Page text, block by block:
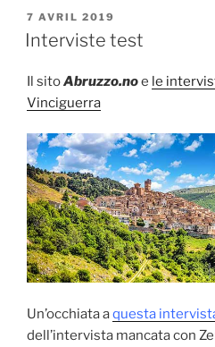
PUBLIÉ
LE
7 AVRIL 2019
Interviste test
Il sitoAbruzzo.noe le
Vinciguerra
Un’occhiata aquesta
dell’intervista mancata con